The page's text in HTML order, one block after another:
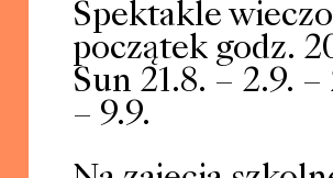
Spektakle
początek godz.
Sun 21.8. – 2.9. –
– 9.9.